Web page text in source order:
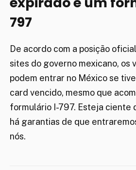
797
De acordo com a posição
sites do governo mexicano, os
podem entrar no México se
card vencido, mesmo que
formulário I-797. Esteja ciente
há garantias de que
nós.